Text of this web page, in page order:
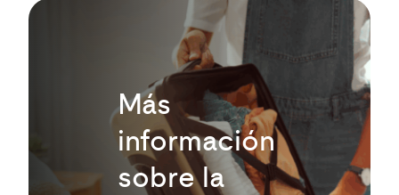
Más
información
sobre la